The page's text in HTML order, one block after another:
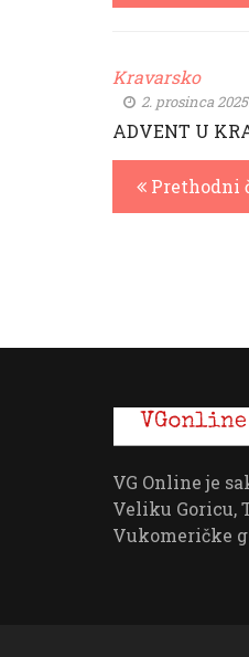
Kravarsko
2. prosinca
ADVENT U
Prethodni
VG Online je
Veliku Goricu,
Vukomeričke